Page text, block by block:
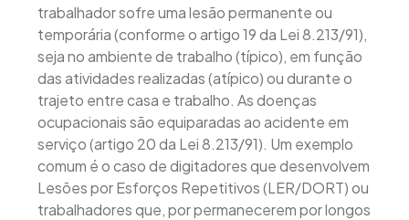
trabalhador sofre uma lesão permanente ou
temporária (conforme o artigo 19 da Lei 8.213/91),
seja no ambiente de trabalho (típico), em função
das atividades realizadas (atípico) ou durante o
trajeto entre casa e trabalho. As doenças
ocupacionais são equiparadas ao acidente em
serviço (artigo 20 da Lei 8.213/91). Um exemplo
comum é o caso de digitadores que desenvolvem
Lesões por Esforços Repetitivos (LER/DORT) ou
trabalhadores que, por permanecerem por longos